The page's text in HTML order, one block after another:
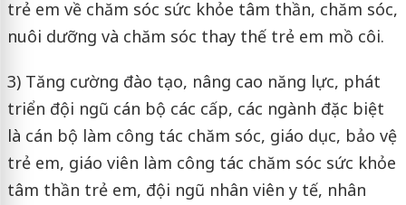
trẻ em về chăm sóc sức khỏe tâm thần, chăm sóc,
nuôi dưỡng và chăm sóc thay thế trẻ em mồ côi.
3) Tăng cường đào tạo, nâng cao năng lực, phát
triển đội ngũ cán bộ các cấp, các ngành đặc biệt
là cán bộ làm công tác chăm sóc, giáo dục, bảo vệ
trẻ em, giáo viên làm công tác chăm sóc sức khỏe
tâm thần trẻ em, đội ngũ nhân viên y tế, nhân